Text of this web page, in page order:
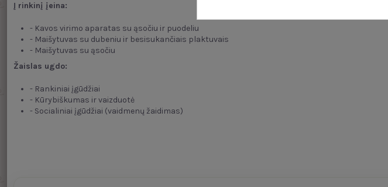
Į rinkinį įeina:
- Kavos virimo aparatas su ąsočiu ir puodeliu
- Maišytuvas su dubeniu ir besisukančiais plaktuvais
- Maišytuvas su ąsočiu
Žaislas ugdo:
- Rankiniai įgūdžiai
- Kūrybiškumas ir vaizduotė
- Socialiniai įgūdžiai (vaidmenų žaidimas)